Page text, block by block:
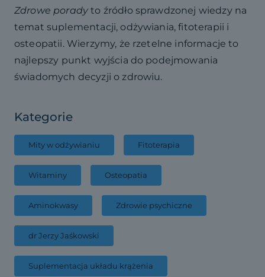
Zdrowe porady to źródło sprawdzonej wiedzy na
temat suplementacji, odżywiania, fitoterapii i
osteopatii. Wierzymy, że rzetelne informacje to
najlepszy punkt wyjścia do podejmowania
świadomych decyzji o zdrowiu.
Kategorie
Mity w odżywianiu Fitoterapia
Witaminy Osteopatia
Aminokwasy Zdrowie psychiczne
dr Jerzy Jaśkowski
Suplementacja układu krążenia